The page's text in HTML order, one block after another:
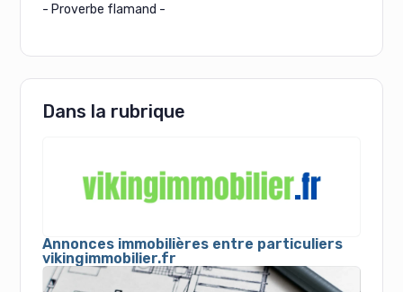
- Proverbe flamand -
Dans la rubrique
Annonces immobilières entre particuliers
vikingimmobilier.fr